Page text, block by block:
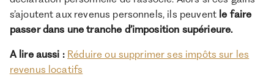
s’ajoutent aux revenus personnels, ils peuvent le faire
passer dans une tranche d’imposition supérieure.
A lire aussi : Réduire ou supprimer ses impôts sur les
revenus locatifs